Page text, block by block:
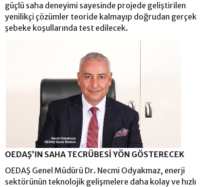
güçlü saha deneyimi sayesinde projede geliştirilen
yenilikçi çözümler teoride kalmayıp doğrudan gerçek
şebeke koşullarında test edilecek.
OEDAŞ’IN SAHA TECRÜBESİ YÖN GÖSTERECEK
OEDAŞ Genel Müdürü Dr. Necmi Odyakmaz, enerji
sektörünün teknolojik gelişmelere daha kolay ve hızlı